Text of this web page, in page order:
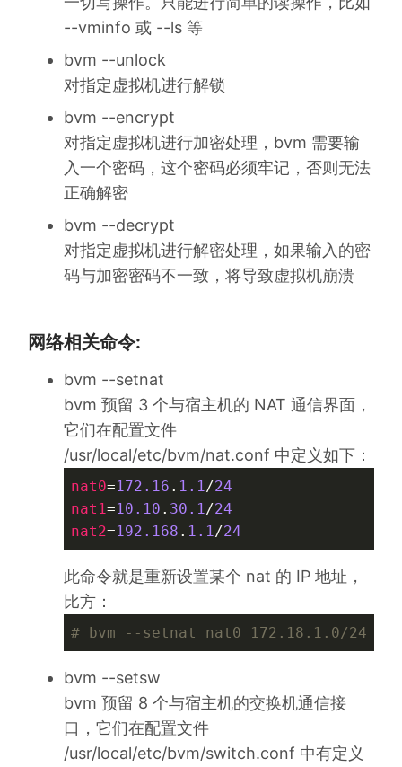
--vminfo 或 --ls 等
bvm --unlock
对指定虚拟机进行解锁
bvm --encrypt
对指定虚拟机进行加密处理，bvm 需要输
入一个密码，这个密码必须牢记，否则无法
正确解密
bvm --decrypt
对指定虚拟机进行解密处理，如果输入的密
码与加密密码不一致，将导致虚拟机崩溃
网络相关命令:
bvm --setnat
bvm 预留 3 个与宿主机的 NAT 通信界面，
它们在配置文件
/usr/local/etc/bvm/nat.conf 中定义如下：
nat0=172.16 . 1.1/24
nat1=10.10 . 30.1/24
nat2=192.168 . 1.1/24
此命令就是重新设置某个 nat 的 IP 地址，
比方：
# bvm --setnat nat0 172.18.1.0/24
bvm --setsw
bvm 预留 8 个与宿主机的交换机通信接
口，它们在配置文件
/usr/local/etc/bvm/switch.conf 中有定义